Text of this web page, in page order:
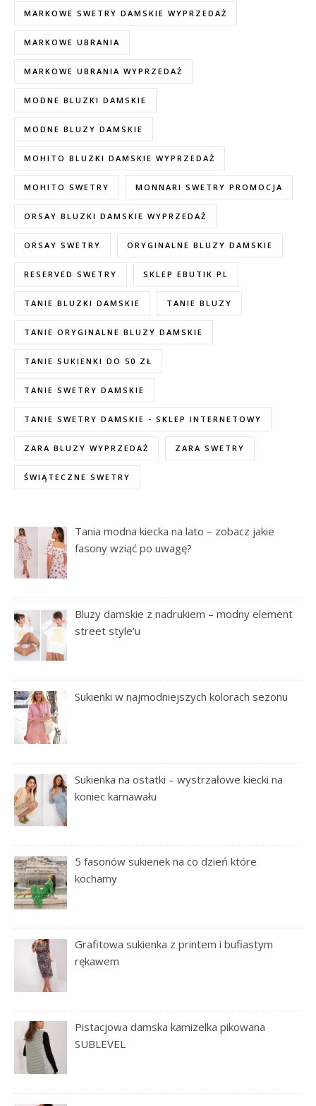
MARKOWE SWETRY DAMSKIE WYPRZEDAŻ
MARKOWE UBRANIA
MARKOWE UBRANIA WYPRZEDAŻ
MODNE BLUZKI DAMSKIE
MODNE BLUZY DAMSKIE
MOHITO BLUZKI DAMSKIE WYPRZEDAŻ
MOHITO SWETRY MONNARI SWETRY PROMOCJA
ORSAY BLUZKI DAMSKIE WYPRZEDAŻ
ORSAY SWETRY ORYGINALNE BLUZY DAMSKIE
RESERVED SWETRY SKLEP EBUTIK.PL
TANIE BLUZKI DAMSKIE TANIE BLUZY
TANIE ORYGINALNE BLUZY DAMSKIE
TANIE SUKIENKI DO 50 ZŁ
TANIE SWETRY DAMSKIE
TANIE SWETRY DAMSKIE - SKLEP INTERNETOWY
ZARA BLUZY WYPRZEDAŻ ZARA SWETRY
ŚWIĄTECZNE SWETRY
Tania modna kiecka na lato – zobacz jakie
fasony wziąć po uwagę?
Bluzy damskie z nadrukiem – modny element
street style’u
Sukienki w najmodniejszych kolorach sezonu
Sukienka na ostatki – wystrzałowe kiecki na
koniec karnawału
5 fasonów sukienek na co dzień które
kochamy
Grafitowa sukienka z printem i bufiastym
rękawem
Pistacjowa damska kamizelka pikowana
SUBLEVEL